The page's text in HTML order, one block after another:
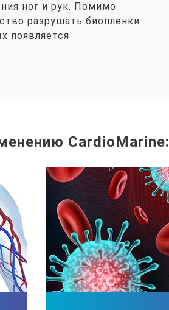
ног и рук. Помимо
разрушать биопленки
появляется
CardioMarine: